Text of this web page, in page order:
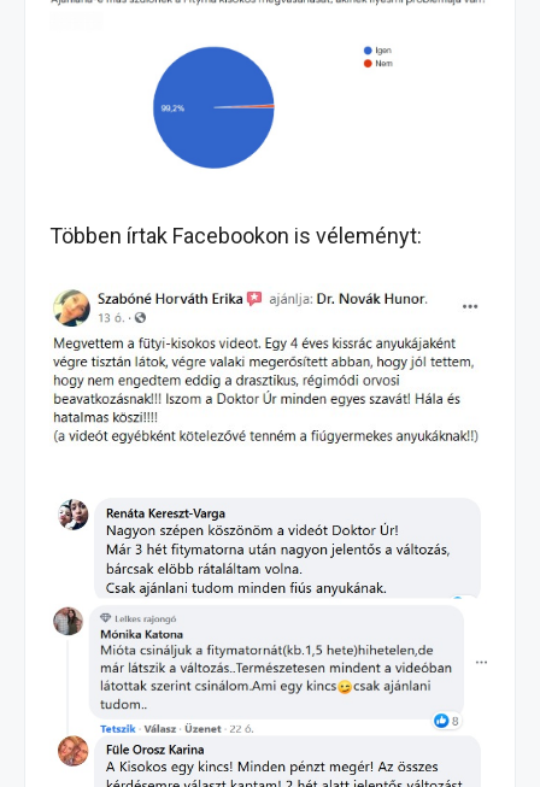
Többen írtak Facebookon is véleményt: